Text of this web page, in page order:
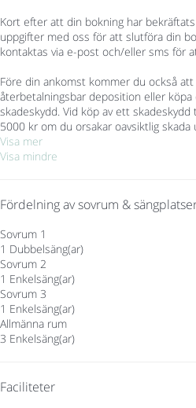
Kort efter att din bokning har
uppgifter med oss för att slutföra din
kontaktas via e-post och/eller sms för
Före din ankomst kommer du också
återbetalningsbar deposition eller
skadeskydd. Vid köp av ett
5000 kr om du orsakar oavsiktlig skada
Visa mer
Visa mindre
Fördelning av sovrum &
Sovrum 1
1 Dubbelsäng(ar)
Sovrum 2
1 Enkelsäng(ar)
Sovrum 3
1 Enkelsäng(ar)
Allmänna rum
3 Enkelsäng(ar)
Faciliteter